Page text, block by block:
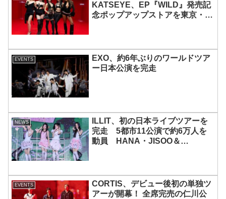
KATSEYE、EP『WILD』発売記
念ポップアップストアを東京・原
EVENTS
EXO、約6年ぶりのワールドツア
ー日本公演を完走
NEWS
ILLIT、初の日本ライブツアーを
完走 5都市11公演で約6万人を
動員 HANA・JISOO＆
EVENTS
CORTIS、デビュー後初の単独ツ
アーが開幕！ 全席完売の仁川公